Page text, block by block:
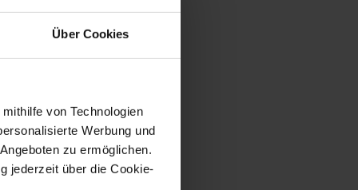
Über Cookies
von Technologien
Werbung und
zu ermöglichen.
jederzeit über die Cookie-
ist